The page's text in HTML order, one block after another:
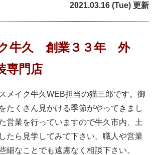
2021.03.16 (Tue) 更新
牛久 創業３３年 外
専門店
メイク牛久WEB担当の猫三郎です。御
たくさん見かける季節がやってきまし
営業を行っていますので牛久市内、土
たら見学してみて下さい。職人や営業
細なことでも遠慮なく相談下さい。